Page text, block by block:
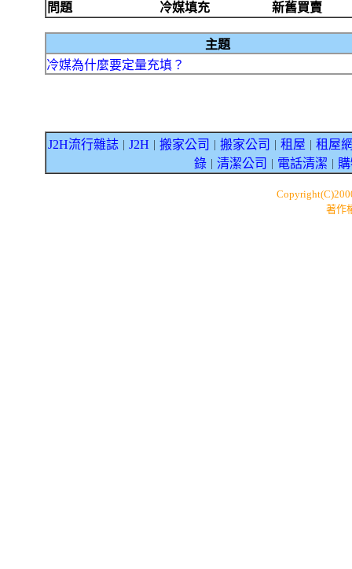
問題
冷媒填充 新舊買賣
主題
冷媒為什麼要定量充填？
J2H流行雜誌 J2H 搬家公司 搬家公司 租屋
租屋
錄｜ 清潔公司 電話清潔
著作